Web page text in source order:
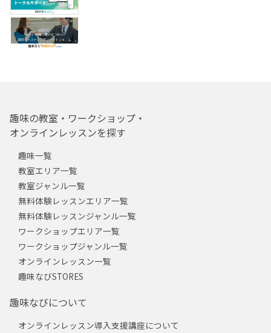
趣味の教室・ワークショップ・
オンラインレッスンを探す
趣味一覧
教室エリア一覧
教室ジャンル一覧
無料体験レッスンエリア一覧
無料体験レッスンジャンル一覧
ワークショップエリア一覧
ワークショップジャンル一覧
オンラインレッスン一覧
趣味なびSTORES
趣味なびについて
オンラインレッスン導入支援講座について